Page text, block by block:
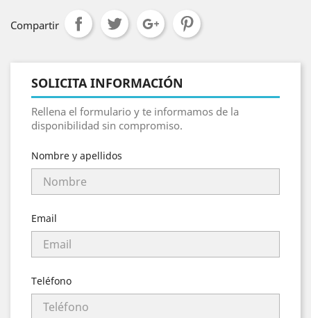
Compartir
SOLICITA INFORMACIÓN
Rellena el formulario y te informamos de la
disponibilidad sin compromiso.
Nombre y apellidos
Email
Teléfono